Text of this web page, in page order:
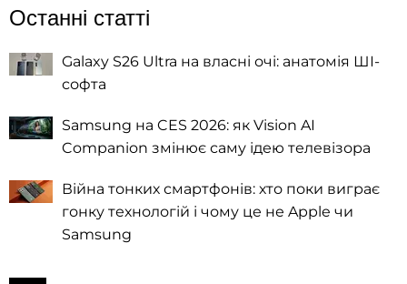
Останні статті
Galaxy S26 Ultra на власні очі: анатомія ШІ-
софта
Samsung на CES 2026: як Vision AI
Companion змінює саму ідею телевізора
Війна тонких смартфонів: хто поки виграє
гонку технологій і чому це не Apple чи
Samsung